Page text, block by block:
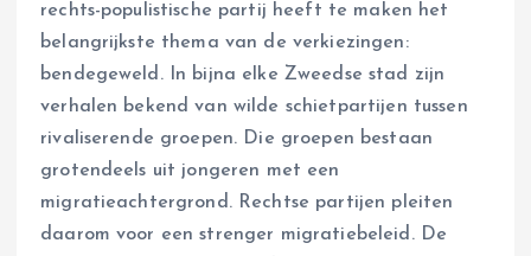
rechts-populistische partij heeft te maken het
belangrijkste thema van de verkiezingen:
bendegeweld. In bijna elke Zweedse stad zijn
verhalen bekend van wilde schietpartijen tussen
rivaliserende groepen. Die groepen bestaan
grotendeels uit jongeren met een
migratieachtergrond. Rechtse partijen pleiten
daarom voor een strenger migratiebeleid. De